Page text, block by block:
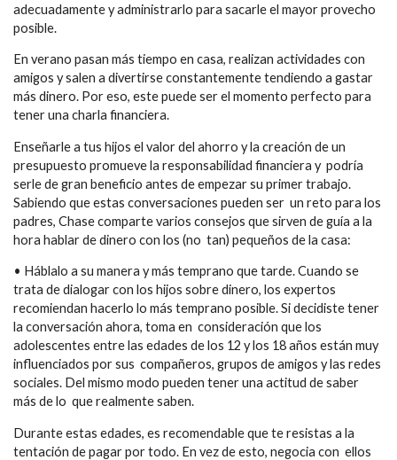
adecuadamente y administrarlo para sacarle el mayor provecho
posible.
En verano pasan más tiempo en casa, realizan actividades con
amigos y salen a divertirse constantemente tendiendo a gastar
más dinero. Por eso, este puede ser el momento perfecto para
tener una charla financiera.
Enseñarle a tus hijos el valor del ahorro y la creación de un
presupuesto promueve la responsabilidad financiera y podría
serle de gran beneficio antes de empezar su primer trabajo.
Sabiendo que estas conversaciones pueden ser un reto para los
padres, Chase comparte varios consejos que sirven de guía a la
hora hablar de dinero con los (no tan) pequeños de la casa:
• Háblalo a su manera y más temprano que tarde. Cuando se
trata de dialogar con los hijos sobre dinero, los expertos
recomiendan hacerlo lo más temprano posible. Si decidiste tener
la conversación ahora, toma en consideración que los
adolescentes entre las edades de los 12 y los 18 años están muy
influenciados por sus compañeros, grupos de amigos y las redes
sociales. Del mismo modo pueden tener una actitud de saber
más de lo que realmente saben.
Durante estas edades, es recomendable que te resistas a la
tentación de pagar por todo. En vez de esto, negocia con ellos